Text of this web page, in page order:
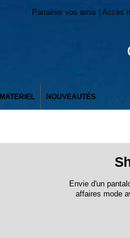
Parrainer vos amis | Accès
MATERIEL NOUVEAUTÉS
Envie d'un
affaires mode